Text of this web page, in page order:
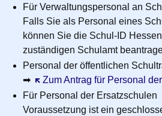
Für Verwaltungspersonal an
Falls Sie als Personal eines
können Sie die Schul-ID
zuständigen Schulamt
Personal der öffentlichen
➡
Zum Antrag für Personal
Öffnet sich in einem neuen
Für Personal der Ersatzschulen
Voraussetzung ist ein